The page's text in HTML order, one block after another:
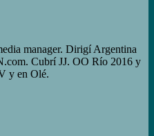
manager. Dirigí Argentina
Cubrí JJ. OO Río 2016 y
y en Olé.